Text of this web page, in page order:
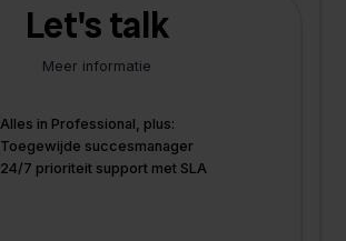
Let's talk
Meer informatie
Alles in Professional, plus:
Toegewijde succesmanager
24/7 prioriteit support met SLA